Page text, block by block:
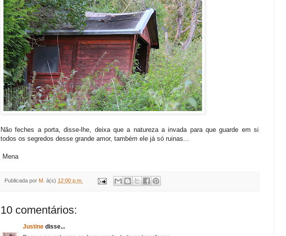
Não feches a porta, disse-lhe, deixa que a natureza a invada para que guarde em si
todos os segredos desse grande amor, também ele já só ruinas...
Mena
Publicada por M. à(s) 12:00 p.m.
10 comentários:
Justine disse...